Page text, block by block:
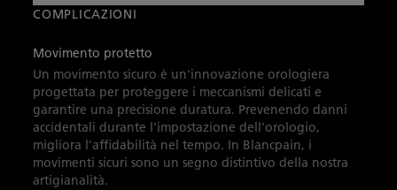
COMPLICAZIONI
Movimento protetto
Un movimento sicuro è un'innovazione orologiera
progettata per proteggere i meccanismi delicati e
garantire una precisione duratura. Prevenendo danni
accidentali durante l'impostazione dell'orologio,
migliora l'affidabilità nel tempo. In Blancpain, i
movimenti sicuri sono un segno distintivo della nostra
artigianalità.